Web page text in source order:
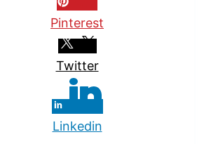
Pinterest
Twitter
Linkedin